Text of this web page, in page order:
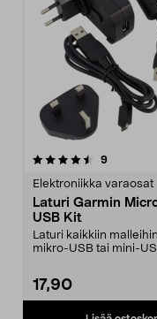
9arvostelut
Elektroniikka varaosat
Laturi Garmin
USB Kit
Laturi kaikkiin
mikro-USB tai mini-
17,90
4.5viidestä